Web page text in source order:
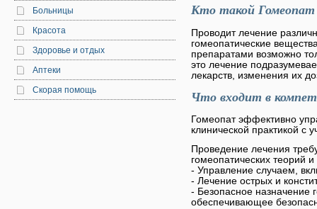
Кто такой Гомеопат
Проводит лечение
гомеопатические
препаратами возможно
это лечение
лекарств, изменения их
Что входит в
Гомеопат эффективно
клинической практикой с
Проведение лечения
гомеопатических теорий
- Управление случаем,
- Лечение острых и
- Безопасное назначение
обеспечивающее
Больницы
Красота
Здоровье и отдых
Аптеки
Скорая помощь